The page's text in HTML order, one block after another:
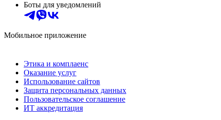
Боты для уведомлений
Мобильное приложение
Этика и комплаенс
Оказание услуг
Использование сайтов
Защита персональных данных
Пользовательское соглашение
ИТ аккредитация